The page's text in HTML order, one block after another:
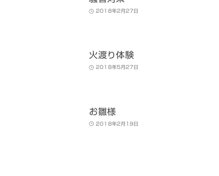
2018年2月27日
火渡り体験
2018年5月27日
お雛様
2018年2月19日